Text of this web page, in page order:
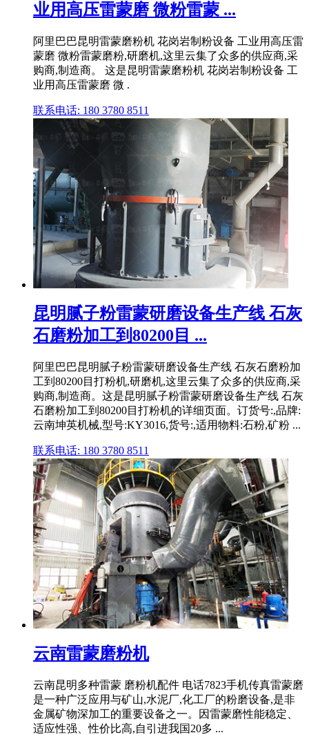
业用高压雷蒙磨 微粉雷蒙 ...
阿里巴巴昆明雷蒙磨粉机 花岗岩制粉设备 工业用高压雷
蒙磨 微粉雷蒙磨粉,研磨机,这里云集了众多的供应商,采
购商,制造商。 这是昆明雷蒙磨粉机 花岗岩制粉设备 工
业用高压雷蒙磨 微 .
联系电话: 180 3780 8511
昆明腻子粉雷蒙研磨设备生产线 石灰
石磨粉加工到80200目 ...
阿里巴巴昆明腻子粉雷蒙研磨设备生产线 石灰石磨粉加
工到80200目打粉机,研磨机,这里云集了众多的供应商,采
购商,制造商。这是昆明腻子粉雷蒙研磨设备生产线 石灰
石磨粉加工到80200目打粉机的详细页面。订货号:,品牌:
云南坤英机械,型号:KY3016,货号:,适用物料:石粉,矿粉 ...
联系电话: 180 3780 8511
云南雷蒙磨粉机
云南昆明多种雷蒙 磨粉机配件 电话7823手机传真雷蒙磨
是一种广泛应用与矿山,水泥厂,化工厂的粉磨设备,是非
金属矿物深加工的重要设备之一。因雷蒙磨性能稳定、
适应性强、性价比高,自引进我国20多 ...